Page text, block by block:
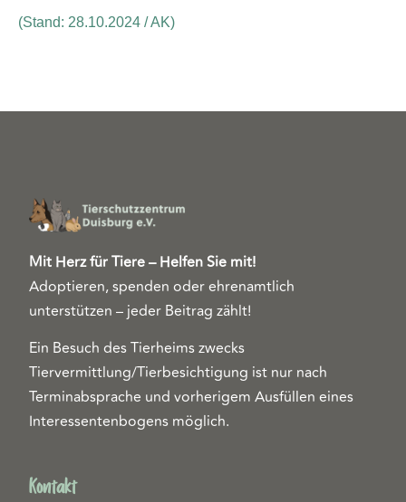
(Stand: 28.10.2024 / AK)
Mit Herz für Tiere – Helfen Sie mit!
Adoptieren, spenden oder ehrenamtlich
unterstützen – jeder Beitrag zählt!
Ein Besuch des Tierheims zwecks
Tiervermittlung/Tierbesichtigung ist nur nach
Terminabsprache und vorherigem Ausfüllen eines
Interessentenbogens möglich.
Kontakt